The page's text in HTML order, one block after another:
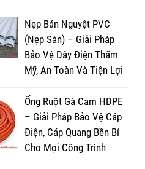
Nẹp Bán Nguyệt PVC
(Nẹp Sàn) – Giải Pháp
Bảo Vệ Dây Điện Thẩm
Mỹ, An Toàn Và Tiện Lợi
Ống Ruột Gà Cam HDPE
– Giải Pháp Bảo Vệ Cáp
Điện, Cáp Quang Bền Bỉ
Cho Mọi Công Trình